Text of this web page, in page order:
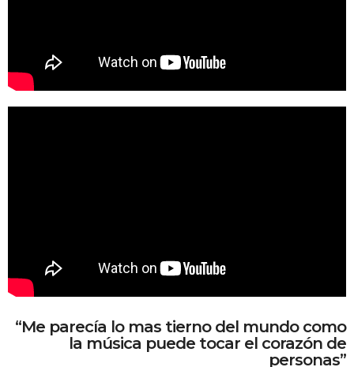
“Me parecía lo mas tierno del mundo como
la música puede tocar el corazón de
personas”